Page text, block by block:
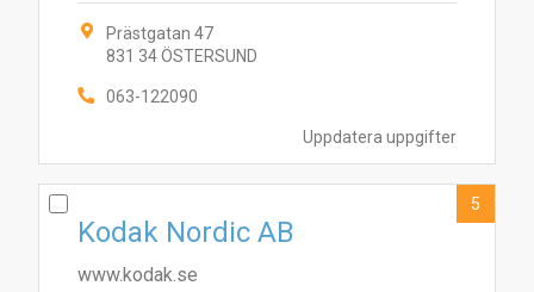
Uppdatera uppgifter
Prästgatan 47
831 34 ÖSTERSUND
063-122090
Kodak Nordic AB
www.kodak.se
5